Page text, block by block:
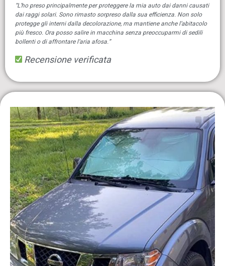
“L’ho preso principalmente per proteggere la mia auto dai danni causati
dai raggi solari. Sono rimasto sorpreso dalla sua efficienza. Non solo
protegge gli interni dalla decolorazione, ma mantiene anche l’abitacolo
più fresco. Ora posso salire in macchina senza preoccuparmi di sedili
bollenti o di affrontare l’aria afosa.”
Recensione verificata